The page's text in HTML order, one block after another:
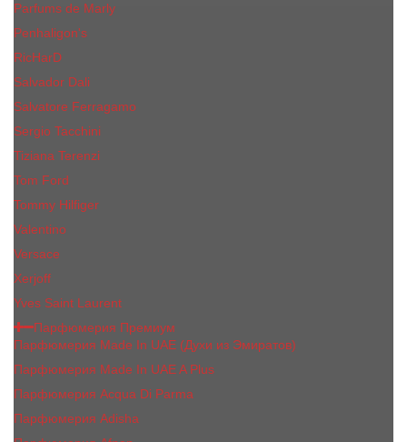
Parfums de Marly
Penhaligon​'s
RicHarD
Salvador Dali
Salvatore Ferragamo
Sergio Tacchini
Tiziana Terenzi
Tom Ford
Tommy Hilfiger
Valentino
Versace
Xerjoff
Yves Saint Laurent
Парфюмерия Премиум
Парфюмерия Made In UAE (Духи из Эмиратов)
Парфюмерия Made In UAE A Plus
Парфюмерия Acqua Di Parma
Парфюмерия Adisha